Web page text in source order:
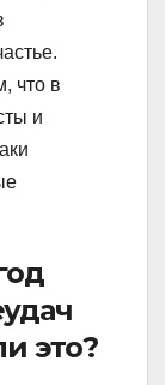
что в
и
это?